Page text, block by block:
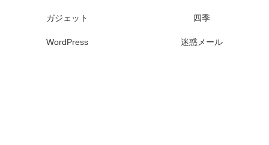
ガジェット 四季
WordPress 迷惑メール